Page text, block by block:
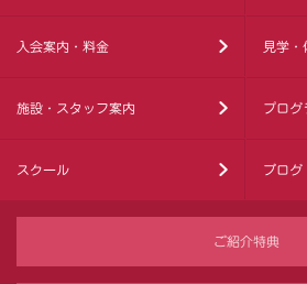
入会案内・料金 見学・
施設・スタッフ案内 プログ
スクール ブログ
ご紹介特典